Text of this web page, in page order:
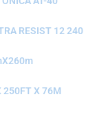
RESIST 12 240
250FT X 76M